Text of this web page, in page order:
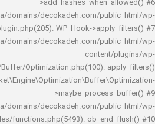
decoka/domains/decokadeh.com/
includes/plugin.php(205): WP_Hook-
decoka/domains/decokadeh.com/
Buffer/Optimization.php(100):
decoka/domains/decokadeh.com/
includes/functions.php(5493):